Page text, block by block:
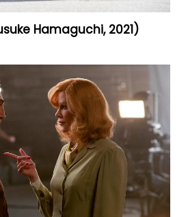
Hamaguchi, 2021)